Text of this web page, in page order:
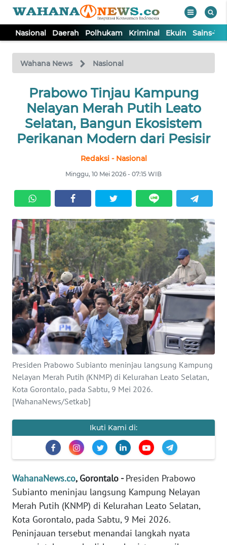
Nasional Daerah Polhukam Kriminal Ekuin Sains-
Wahana News Nasional
Prabowo Tinjau Kampung
Nelayan Merah Putih Leato
Selatan, Bangun Ekosistem
Perikanan Modern dari Pesisir
Redaksi - Nasional
Minggu, 10 Mei 2026 - 07:15 WIB
Presiden Prabowo Subianto meninjau langsung Kampung
Nelayan Merah Putih (KNMP) di Kelurahan Leato Selatan,
Kota Gorontalo, pada Sabtu, 9 Mei 2026.
[WahanaNews/Setkab]
Ikuti Kami di:
WahanaNews.co, Gorontalo -Presiden Prabowo
Subianto meninjau langsung Kampung Nelayan
Merah Putih (KNMP) di Kelurahan Leato Selatan,
Kota Gorontalo, pada Sabtu, 9 Mei 2026.
Peninjauan tersebut menandai langkah nyata
TV
Tutup
NASIONAL
DAERAH
EKUIN
SAINS-TEKNO
KESEHATAN
INTERNASIONAL
SERBA-SERBI
PENDIDIKAN
OLAHRAGA
OPINI
Informasi
INDEKS
BERITA
KONTAK
KAMI